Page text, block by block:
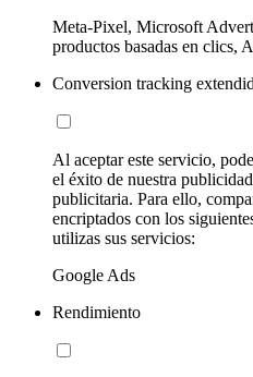
Meta-Pixel, Microsoft
productos basadas en clics,
Conversion tracking
Al aceptar este servicio,
el éxito de nuestra
publicitaria. Para ello,
encriptados con los
utilizas sus servicios:
Google Ads
Rendimiento